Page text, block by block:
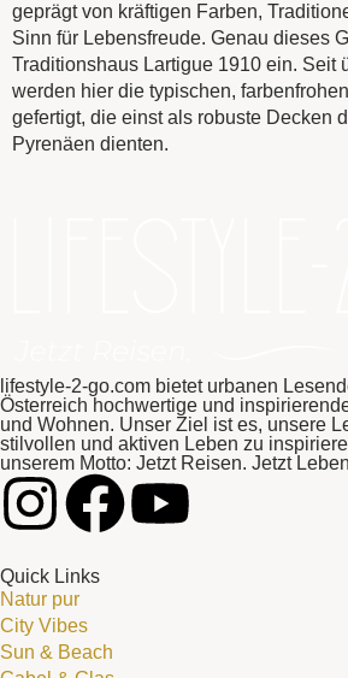
geprägt von kräftigen Farben,
Sinn für Lebensfreude. Genau dieses
Traditionshaus Lartigue 1910 ein. Seit
werden hier die typischen,
gefertigt, die einst als robuste Decken
Pyrenäen dienten.
lifestyle-2-go.com bietet urbanen
Österreich hochwertige und
und Wohnen. Unser Ziel ist es, unsere
stilvollen und aktiven Leben zu
unserem Motto: Jetzt Reisen. Jetzt
Quick Links
Natur pur
City Vibes
Sun & Beach